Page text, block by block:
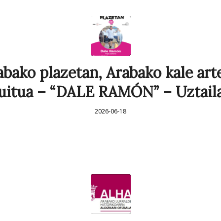
plazetan, Arabako kale
– “DALE RAMÓN” –
2026-06-18